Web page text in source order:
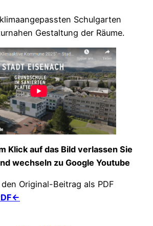
Schulgarten
Gestaltung der Räume.
Klick auf das Bild verlassen Sie
wechseln zu Google Youtube
Original-Beitrag als PDF